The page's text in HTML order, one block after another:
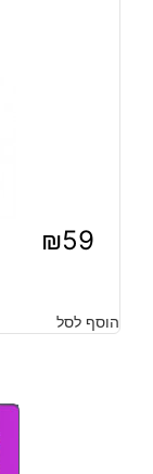
₪59
הוסף לסל